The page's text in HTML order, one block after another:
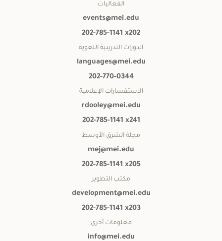
الفعاليات
events@mei.edu
202-785-1141 x202
الدورات التدريبية اللغوية
languages@mei.edu
202-770-0344
الاستفسارات الإعلامية
rdooley@mei.edu
202-785-1141 x241
مجلة الشرق الأوسط
mej@mei.edu
202-785-1141 x205
مكتب التطوير
development@mei.edu
202-785-1141 x203
معلومات أخرى
info@mei.edu